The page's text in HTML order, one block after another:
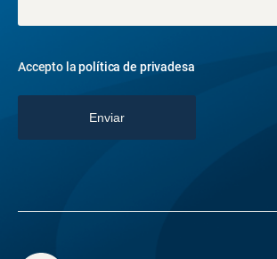
Accepto lapolítica de privadesa